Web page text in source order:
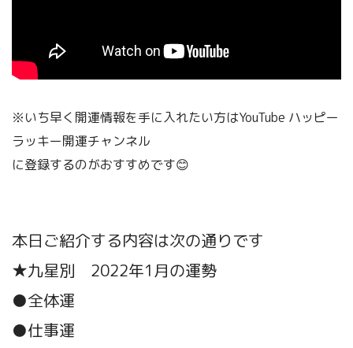
※いち早く開運情報を手に入れたい方はYouTube ハッピー
ラッキー開運チャンネル
に登録するのがおすすめです😊
本日ご紹介する内容は次の通りです
★九星別 2022年1月の運勢
●全体運
●仕事運